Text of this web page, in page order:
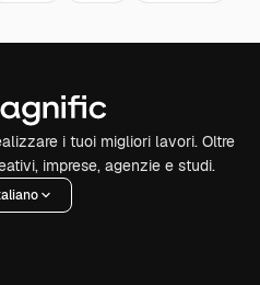
i tuoi migliori lavori. Oltre
imprese, agenzie e studi.